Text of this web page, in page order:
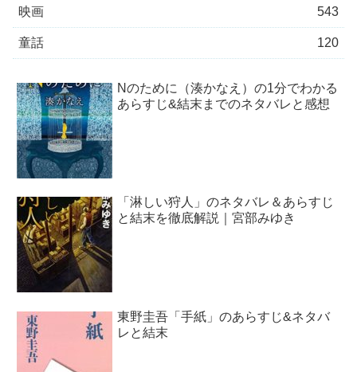
映画 543
童話 120
Nのために（湊かなえ）の1分でわかる
あらすじ&結末までのネタバレと感想
「淋しい狩人」のネタバレ＆あらすじ
と結末を徹底解説｜宮部みゆき
東野圭吾「手紙」のあらすじ&ネタバ
レと結末